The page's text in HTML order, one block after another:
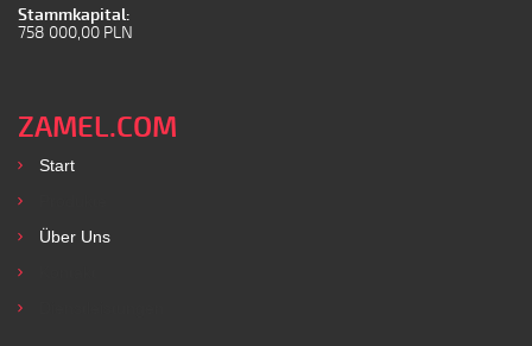
Stammkapital:
758 000,00 PLN
ZAMEL.COM
Start
Über Uns